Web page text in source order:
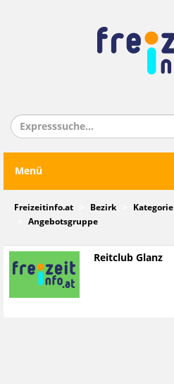
Menü
Freizeitinfo.at Bezirk Kategorie
Angebotsgruppe
Reitclub Glanz